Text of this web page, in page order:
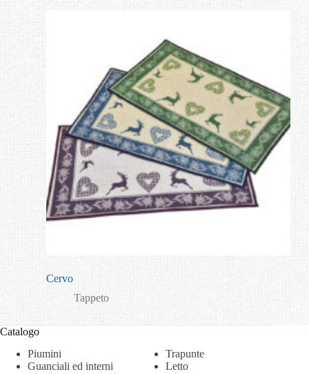
Cervo
Tappeto
Catalogo
Piumini
Trapunte
Guanciali ed interni
Letto